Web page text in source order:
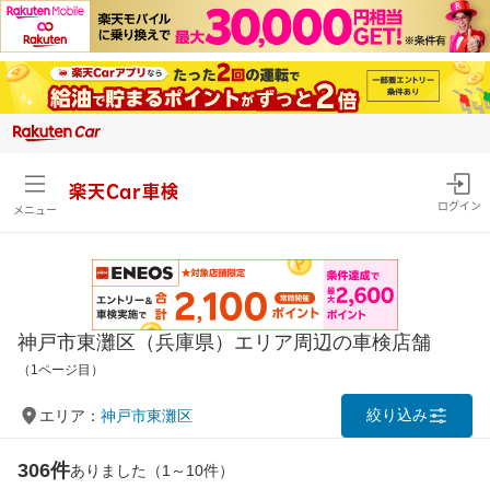
メニュー
楽天Car車検
ログイン
神戸市東灘区（兵庫県）エリア周辺の車検店舗
（1ページ目）
エリア： 神戸市東灘区 絞り込み
306件ありました（1～10件）